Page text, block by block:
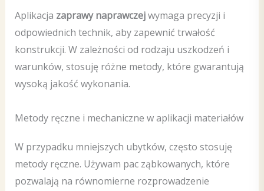
Aplikacja zaprawy naprawczejwymaga precyzji i
odpowiednich technik, aby zapewnić trwałość
konstrukcji. W zależności od rodzaju uszkodzeń i
warunków, stosuję różne metody, które gwarantują
wysoką jakość wykonania.
Metody ręczne i mechaniczne w aplikacji materiałów
W przypadku mniejszych ubytków, często stosuję
metody ręczne. Używam pac ząbkowanych, które
pozwalają na równomierne rozprowadzenie